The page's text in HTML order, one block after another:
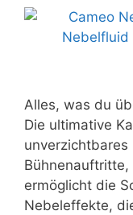
Alles, was du
Die ultimative
Bühnenauftritte,
ermöglicht die
Nebeleffekte,